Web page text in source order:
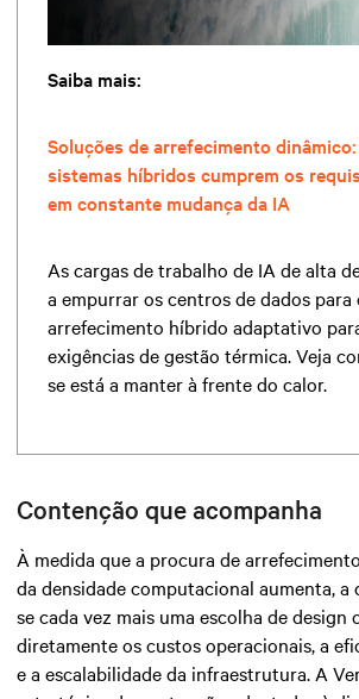
Saiba mais:
Soluções de arrefecimento
sistemas híbridos cumprem os
em constante mudança da IA
As cargas de trabalho de IA de alta
a empurrar os centros de dados para
arrefecimento híbrido adaptativo
exigências de gestão térmica. Veja
se está a manter à frente do calor.
Contenção que acompanha
À medida que a procura de
da densidade computacional aumenta,
se cada vez mais uma escolha de design
diretamente os custos operacionais, a
e a escalabilidade da infraestrutura. A